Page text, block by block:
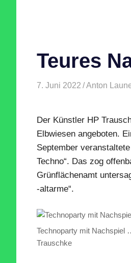
Teures
7. Juni 2022 Anton
Der Künstler HP
Elbwiesen angeboten.
September
Techno“. Das zog
Grünflächenamt
-altarme“.
Technoparty mit Nachspiel
Trauschke